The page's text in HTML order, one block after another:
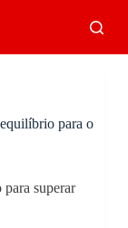
para o
superar